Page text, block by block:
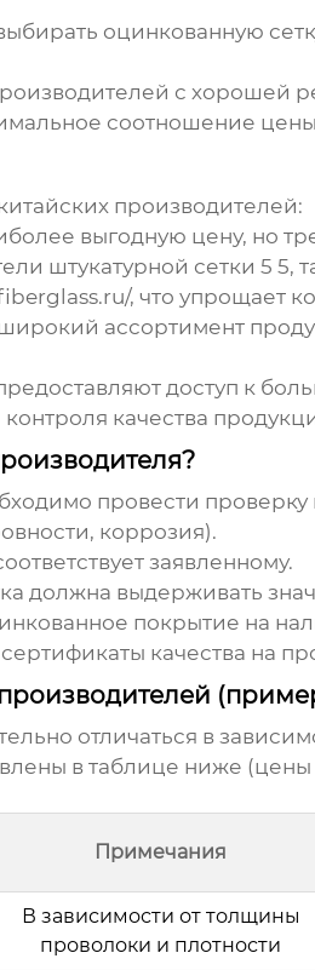
оцинкованную
с хорошей
соотношение цены
производителей:
выгодную цену, но
штукатурной сетки 5 5,
, что упрощает
ассортимент
доступ к
качества
провести проверку
коррозия).
заявленному.
должна выдерживать
покрытие на
качества на
отличаться в
в таблице ниже
Примечания
В зависимости от толщины
проволоки и плотности